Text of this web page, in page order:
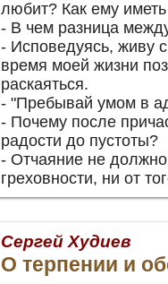
любит? Как ему
- В чем разница
- Исповедуясь, живу
время моей жизни
раскаяться.
- "Пребывай умом в
- Почему после
радости до пустоты?
- Отчаяние не должно
греховности, ни от
Сергей Худиев
О терпении и